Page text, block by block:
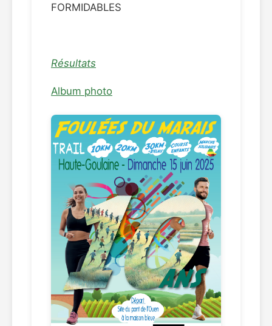
FORMIDABLES
Résultats
Album photo